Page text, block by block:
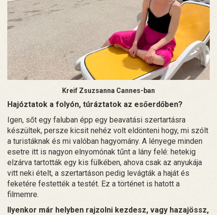
Kreif Zsuzsanna Cannes-ban
Hajóztatok a folyón, túráztatok az esőerdőben?
Igen, sőt egy faluban épp egy beavatási szertartásra
készültek, persze kicsit nehéz volt eldönteni hogy, mi szólt
a turistáknak és mi valóban hagyomány. A lényege minden
esetre itt is nagyon elnyomónak tűnt a lány felé: hetekig
elzárva tartották egy kis fülkében, ahova csak az anyukája
vitt neki ételt, a szertartáson pedig levágták a haját és
feketére festették a testét. Ez a történet is hatott a
filmemre.
Ilyenkor már helyben rajzolni kezdesz, vagy hazajössz,